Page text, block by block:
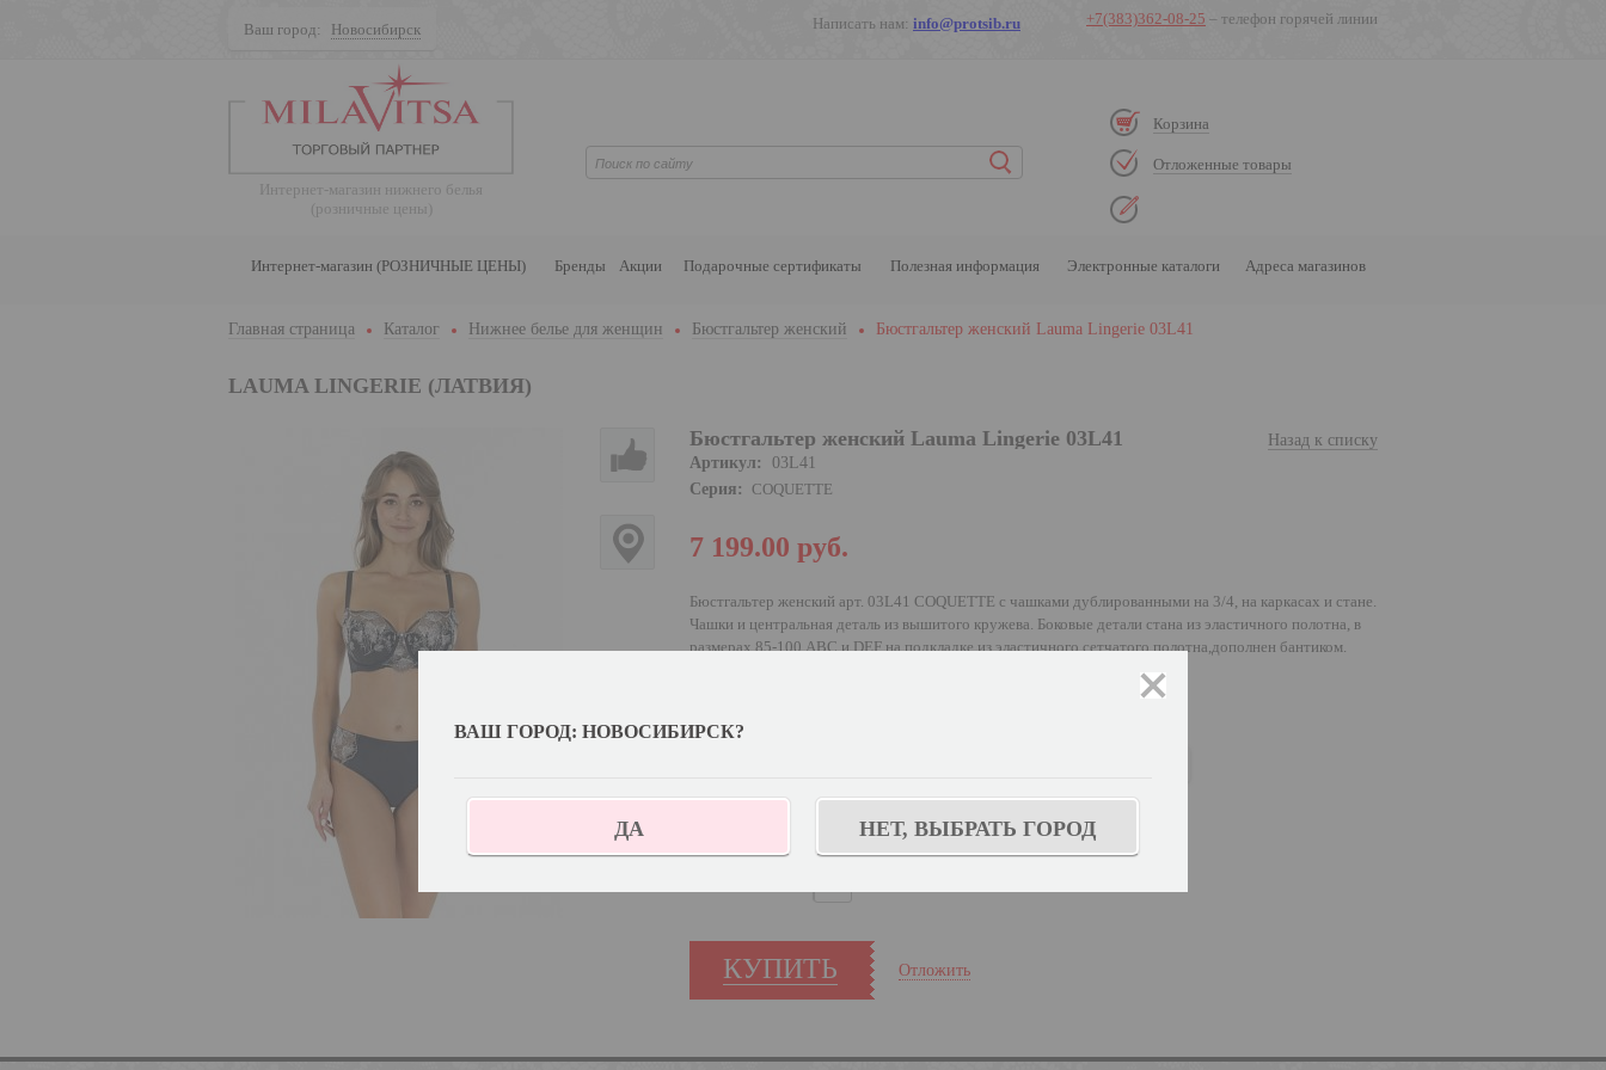
+7(383)362-08-25 – телефон горячей линии
Написать нам: info@protsib.ru
Ваш город: Новосибирск
Корзина
Отложенные товары
Интернет-магазин нижнего белья
(розничные цены)
Интернет-магазин (РОЗНИЧНЫЕ ЦЕНЫ) Бренды Акции Подарочные сертификаты Полезная информация Электронные каталоги Адреса магазинов
Главная страница Каталог Нижнее белье для женщин Бюстгальтер женский Бюстгальтер женский Lauma Lingerie 03L41
LAUMA LINGERIE (ЛАТВИЯ)
Назад к списку
Бюстгальтер женский Lauma Lingerie 03L41
Артикул:
03L41
Серия: COQUETTE
7 199.00 руб.
Бюстгальтер женский арт. 03L41 COQUETTE с чашками дублированными на 3/4, на каркасах и стане.
Чашки и центральная деталь из вышитого кружева. Боковые детали стана из эластичного полотна, в
размерах 85-100 АВС и DEF на подкладке из эластичного сетчатого полотна,дополнен бантиком.
75D Узнать размер
КУПИТЬ Отложить
ВАШ ГОРОД: НОВОСИБИРСК?
ДА НЕТ, ВЫБРАТЬ ГОРОД